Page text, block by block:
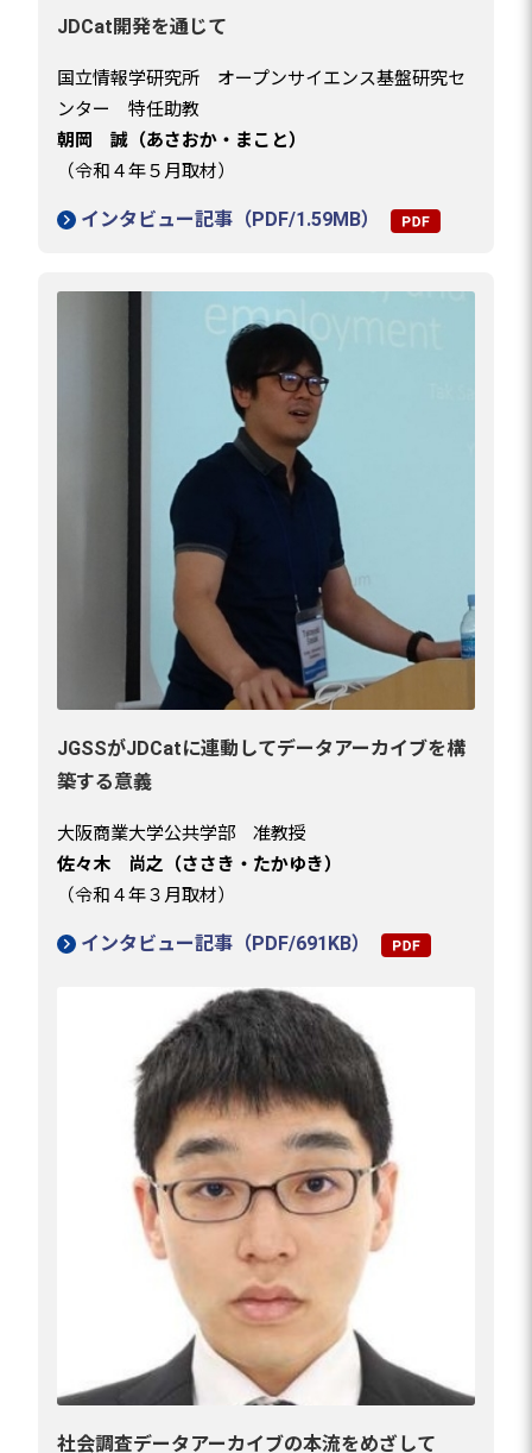
JDCat開発を通じて
国立情報学研究所 オープンサイエンス基盤研究セ
ンター 特任助教
朝岡 誠（あさおか・まこと）
（令和４年５月取材）
インタビュー記事（PDF/1.59MB）
JGSSがJDCatに連動してデータアーカイブを構
築する意義
大阪商業大学公共学部 准教授
佐々木 尚之（ささき・たかゆき）
（令和４年３月取材）
インタビュー記事（PDF/691KB）
社会調査データアーカイブの本流をめざして